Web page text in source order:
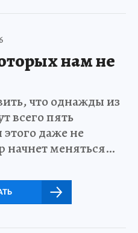
нам не
что однажды из
всего пять
даже не
начнет меняться…